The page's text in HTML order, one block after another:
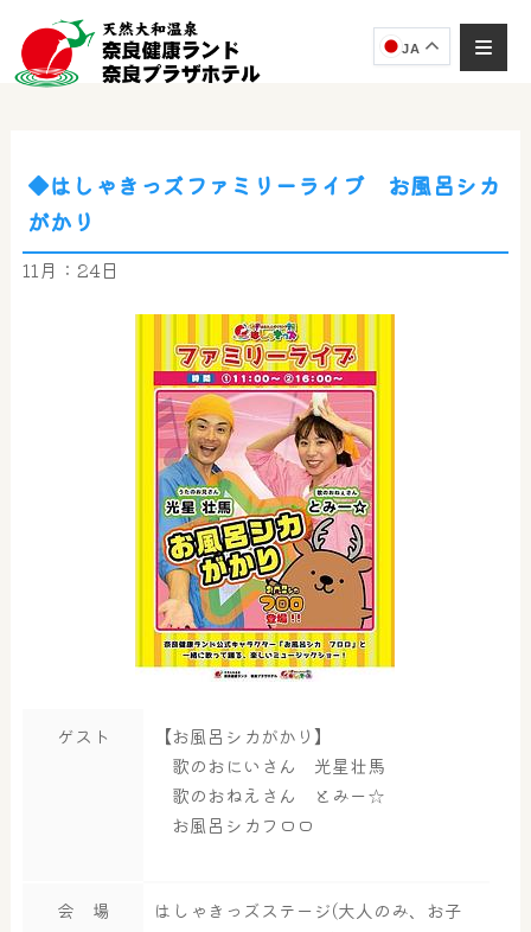
JA
◆はしゃきっズファミリーライブ お風呂シカ
がかり
11月：24日
ゲスト
【お風呂シカがかり】
歌のおにいさん 光星壮馬
歌のおねえさん とみー☆
お風呂シカフロロ
会 場
はしゃきっズステージ(大人のみ、お子
ご質問をお伺いします。